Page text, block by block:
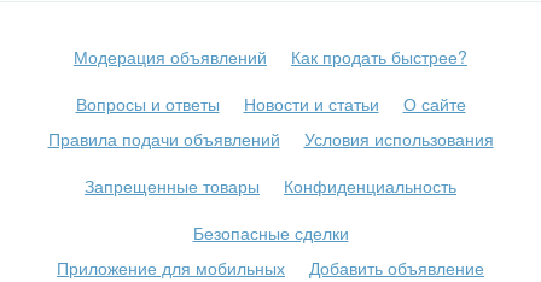
Модерация объявлений
Как продать быстрее?
Вопросы и ответы
Новости и статьи
О сайте
Правила подачи объявлений
Условия использования
Запрещенные товары
Конфиденциальность
Безопасные сделки
Приложение для мобильных
Добавить объявление